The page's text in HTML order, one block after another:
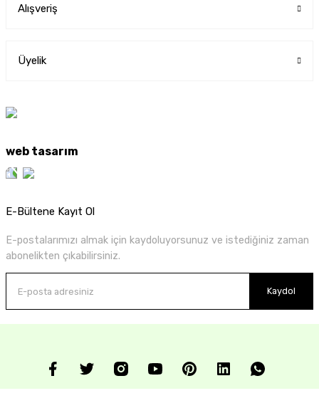
Alışveriş
Üyelik
web tasarım
E-Bültene Kayıt Ol
E-postalarımızı almak için kaydoluyorsunuz ve istediğiniz zaman
abonelikten çıkabilirsiniz.
Kaydol